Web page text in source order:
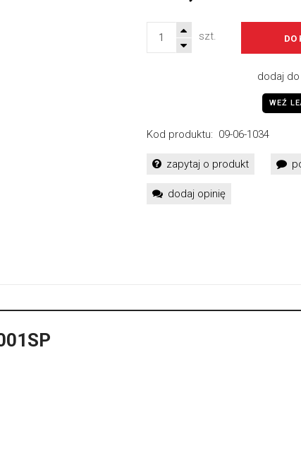
szt. DO
dodaj
WEŹ
Kod produktu: 09-06-1034
zapytaj o produkt
dodaj opinię